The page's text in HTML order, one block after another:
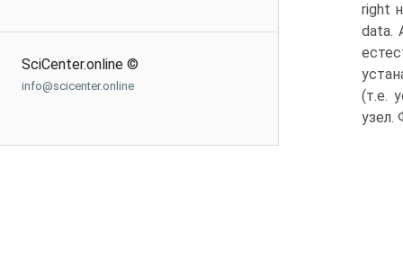
SciCenter.online ©
info@scicenter.online
right
data.
(т.е.
узел.